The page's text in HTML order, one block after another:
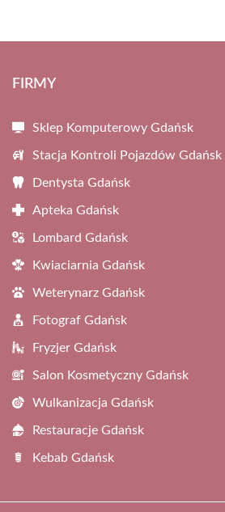
FIRMY
Sklep Komputerowy Gdańsk
Stacja Kontroli Pojazdów Gdańsk
Dentysta Gdańsk
Apteka Gdańsk
Lombard Gdańsk
Kwiaciarnia Gdańsk
Weterynarz Gdańsk
Fotograf Gdańsk
Fryzjer Gdańsk
Salon Kosmetyczny Gdańsk
Wulkanizacja Gdańsk
Restauracje Gdańsk
Kebab Gdańsk